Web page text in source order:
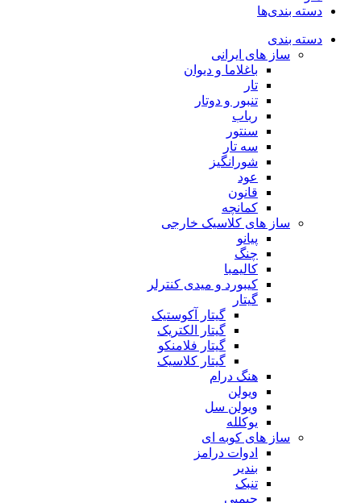
دسته بندی‌ها
دسته بندی
ساز های ایرانی
باغلاما و دیوان
تار
تنبور و دوتار
رباب
سنتور
سه تار
شورانگیز
عود
قانون
کمانچه
ساز های کلاسیک خارجی
پیانو
چنگ
کالیمبا
کیبورد و میدی کنترلر
گیتار
گیتار آکوستیک
گیتار الکتریک
گیتار فلامنکو
گیتار کلاسیک
هنگ درام
ویولن
ویولن سل
یوکلله
ساز های کوبه ای
ادوات درامز
بندیر
تنبک
جیمبی